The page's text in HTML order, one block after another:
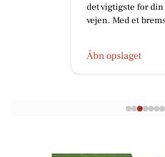
det vigtigste for
vejen. Med et
Åbn opslaget